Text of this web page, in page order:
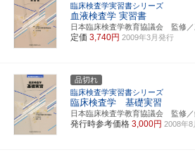
臨床検査学実習書シリーズ
血液検査学 実習書
日本臨床検査学教育協議会 監修
定価 3,740円 2009年3月発行
品切れ
臨床検査学実習書シリーズ
臨床検査学 基礎実習
日本臨床検査学教育協議会 監修
発行時参考価格 3,000円 2008年8